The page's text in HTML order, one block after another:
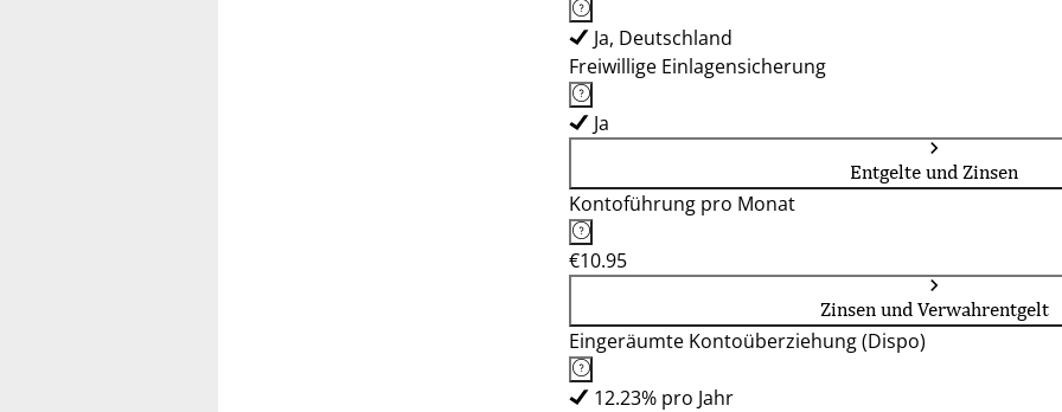
Ja, Deutschland
Freiwillige Einlagensicherung
Ja
Entgelte und Zinsen
Kontoführung pro Monat
€10.95
Zinsen und Verwahrentgelt
Eingeräumte Kontoüberziehung (Dispo)
12.23% pro Jahr